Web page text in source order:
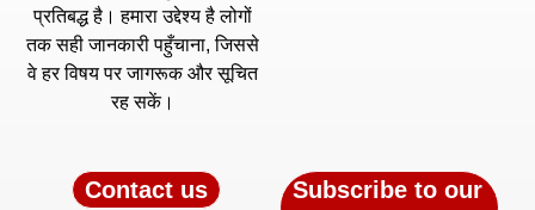
प्रतिबद्ध है। हमारा उद्देश्य है लोगों
तक सही जानकारी पहुँचाना, जिससे
वे हर विषय पर जागरूक और सूचित
रह सकें।
Contact us
Subscribe to our